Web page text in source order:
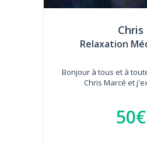
Chris
Relaxation
Bonjour à tous et à
Chris Marcé et
50€